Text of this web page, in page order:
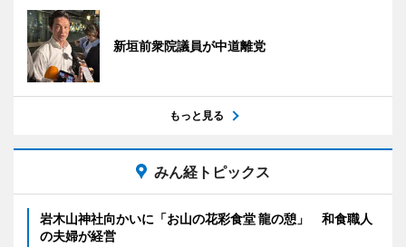
新垣前衆院議員が中道離党
もっと見る
みん経トピックス
岩木山神社向かいに「お山の花彩食堂 龍の憩」 和食職人
の夫婦が経営